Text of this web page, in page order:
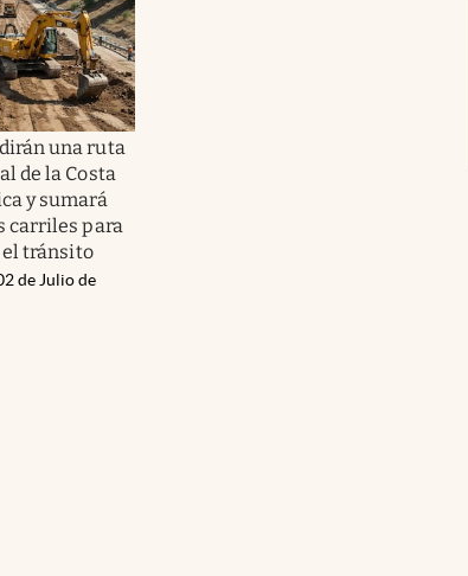
una ruta
de la Costa
y sumará
carriles para
tránsito
de Julio de